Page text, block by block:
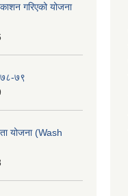
गरिएको योजना
७९
योजना (Wash